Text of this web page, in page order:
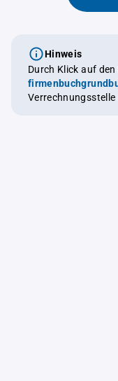
Hinweis
Durch Klick auf
Verrechnungsstelle